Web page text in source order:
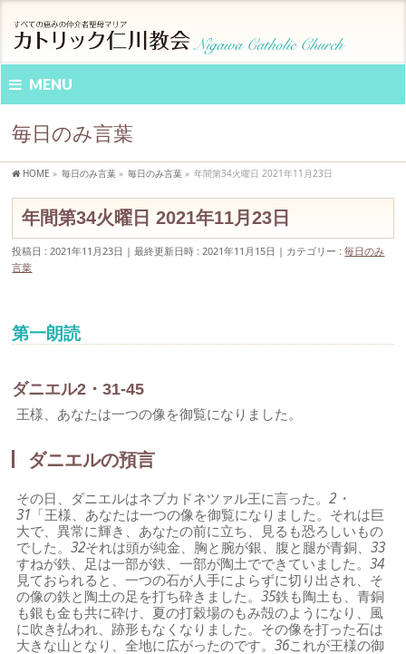
MENU
毎日のみ言葉
HOME » 毎日のみ言葉 » 毎日のみ言葉 » 年間第34火曜日 2021年11月23日
年間第34火曜日 2021年11月23日
投稿日 : 2021年11月23日 最終更新日時 : 2021年11月15日 カテゴリー :毎日のみ
言葉
第一朗読
ダニエル2・31-45
王様、あなたは一つの像を御覧になりました。
ダニエルの預言
その日、ダニエルはネブカドネツァル王に言った。2・
31 「王様、あなたは一つの像を御覧になりました。それは巨
大で、異常に輝き、あなたの前に立ち、見るも恐ろしいもの
でした。32それは頭が純金、胸と腕が銀、腹と腿が青銅、33
すねが鉄、足は一部が鉄、一部が陶土でできていました。34
見ておられると、一つの石が人手によらずに切り出され、そ
の像の鉄と陶土の足を打ち砕きました。35鉄も陶土も、青銅
も銀も金も共に砕け、夏の打穀場のもみ殻のようになり、風
に吹き払われ、跡形もなくなりました。その像を打った石は
大きな山となり、全地に広がったのです。36これが王様の御